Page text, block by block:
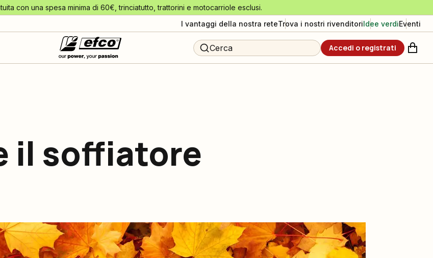
con una spesa minima di 60€, trinciatutto, trattorini e motocarriole esclusi.
I vantaggi della nostra reteTrova i nostri rivenditoriIdee verdiEventi
Cerca Accedi o registrati
il soffiatore